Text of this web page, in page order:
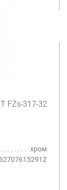
FZs-317-32
хром